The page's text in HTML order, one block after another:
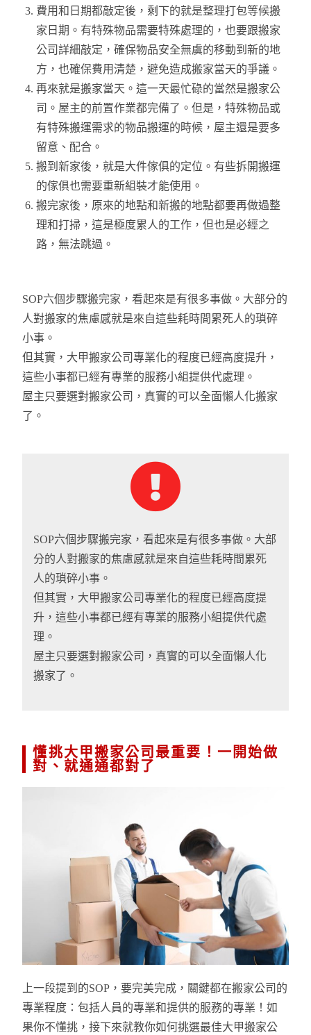
費用和日期都敲定後，剩下的就是整理打包等候搬
家日期。有特殊物品需要特殊處理的，也要跟搬家
公司詳細敲定，確保物品安全無虞的移動到新的地
方，也確保費用清楚，避免造成搬家當天的爭議。
再來就是搬家當天。這一天最忙碌的當然是搬家公
司。屋主的前置作業都完備了。但是，特殊物品或
有特殊搬運需求的物品搬運的時候，屋主還是要多
留意、配合。
搬到新家後，就是大件傢俱的定位。有些拆開搬運
的傢俱也需要重新組裝才能使用。
搬完家後，原來的地點和新搬的地點都要再做過整
理和打掃，這是極度累人的工作，但也是必經之
路，無法跳過。
SOP六個步驟搬完家，看起來是有很多事做。大部分的
人對搬家的焦慮感就是來自這些耗時間累死人的瑣碎
小事。
但其實，大甲搬家公司專業化的程度已經高度提升，
這些小事都已經有專業的服務小組提供代處理。
屋主只要選對搬家公司，真實的可以全面懶人化搬家
了。
SOP六個步驟搬完家，看起來是有很多事做。大部
分的人對搬家的焦慮感就是來自這些耗時間累死
人的瑣碎小事。
但其實，大甲搬家公司專業化的程度已經高度提
升，這些小事都已經有專業的服務小組提供代處
理。
屋主只要選對搬家公司，真實的可以全面懶人化
搬家了。
懂挑大甲搬家公司最重要！一開始做
對、就通通都對了
上一段提到的SOP，要完美完成，關鍵都在搬家公司的
專業程度：包括人員的專業和提供的服務的專業！如
果你不懂挑，接下來就教你如何挑選最佳大甲搬家公